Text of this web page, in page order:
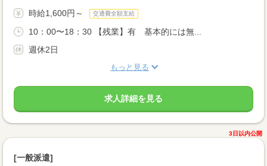
時給1,600円～ 交通費全額支給
10：00〜18：30 【残業】有 基本的には無...
週休2日
もっと見る
求人詳細を見る
3日以内公開
[一般派遣]